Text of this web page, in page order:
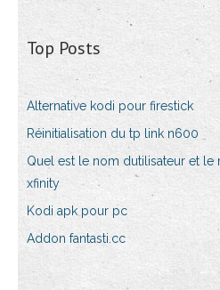
Top Posts
Alternative kodi pour firestick
Réinitialisation du tp link n600
Quel est le nom dutilisateur et
xfinity
Kodi apk pour pc
Addon fantasti.cc